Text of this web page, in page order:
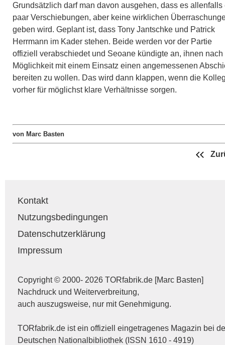
Grundsätzlich darf man davon ausgehen, dass es allenfalls
paar Verschiebungen, aber keine wirklichen
geben wird. Geplant ist, dass Tony Jantschke und Patrick
Herrmann im Kader stehen. Beide werden vor der Partie
offiziell verabschiedet und Seoane kündigte an, ihnen nach
Möglichkeit mit einem Einsatz einen angemessenen
bereiten zu wollen. Das wird dann klappen, wenn die
vorher für möglichst klare Verhältnisse sorgen.
von Marc Basten
Kontakt
Nutzungsbedingungen
Datenschutzerklärung
Impressum
Copyright © 2000- 2026 TORfabrik.de [Marc Basten]
Nachdruck und Weiterverbreitung,
auch auszugsweise, nur mit Genehmigung.
TORfabrik.de ist ein offiziell eingetragenes Magazin bei
Deutschen Nationalbibliothek (ISSN 1610 - 4919)